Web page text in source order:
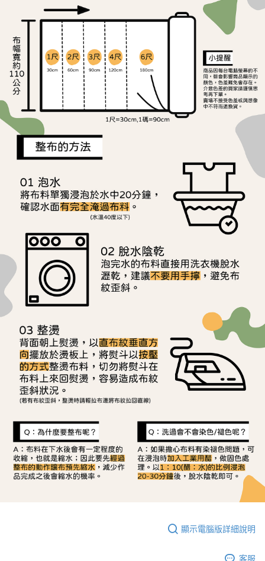
結帳頁面，進行簡訊認證並確認金額後，即可完成結帳。
２．訂單成立數日內，您將收到繳費通知簡訊。
３．收到繳費通知簡訊後14天內，點擊此簡訊中的連結，可透過四大超商／
ATM／網路銀行／等多元方式進行付款，方視為交易完成。
※ 請注意：結帳手續完成當下不需立刻繳費，但若您需要取消訂單，請聯絡
購買商品的店家。未經商家同意取消之訂單仍視為有效，需透過AFTEE先享
後付繳納相關費用。
※ 交易是否成功請以「AFTEE先享後付 」之結帳頁面顯示為準，若有關於
是否繳費成功／繳費後需取消欲退款等相關疑問，請聯繫「AFTEE先享後付
客戶支援中心」 https://netprotections.freshdesk.com/support/home
【注意事項】
１．透過由恩沛科技股份有限公司提供之「AFTEE先享後付」服務完成之交
易，需依本服務之必要範圍內提供個人資料，並將交易相關給付款項請求債
權轉讓予恩沛科技股份有限公司。
https://aftee.tw/terms/#terms3
３．未成年的使用者請事先徵得法定代理人或監護人之同意方可使用
「AFTEE先享後付」，若未經同意申辦者引起之損失，本公司不負相關責
任。
４．使用「AFTEE先享後付」時，將依據個別帳號之用戶狀況，依本公司即
時審查核予不同之上限額度；若仍有額度不足之情形，本公司將視審查結果
請求用戶進行身份認證。
５．嚴禁一人註冊多個帳號或使用他人資訊註冊。若發現惡意使用之情形，
恩沛科技股份有限公司將有權停止該用戶之使用額度並採取法律行動。
每筆NT$65，滿NT$1,500(含以上)免運費
宅配
每筆NT$150，滿NT$1,500(含以上)免運費
離島宅配
每筆NT$240
顯示電腦版詳細說明
客服